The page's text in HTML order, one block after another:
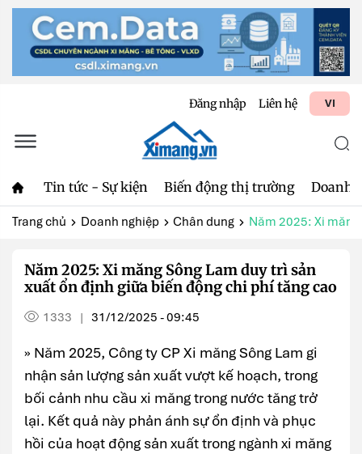
Đăng nhập Liên hệ VI
Tin tức - Sự kiện Biến động thị trường Doanh
Trang chủ Doanh nghiệp Chân dung Năm 2025: Xi
Năm 2025: Xi măng Sông Lam duy trì sản
xuất ổn định giữa biến động chi phí tăng cao
1333 | 31/12/2025 - 09:45
» Năm 2025, Công ty CP Xi măng Sông Lam gi
nhận sản lượng sản xuất vượt kế hoạch, trong
bối cảnh nhu cầu xi măng trong nước tăng trở
lại. Kết quả này phản ánh sự ổn định và phục
hồi của hoạt động sản xuất trong ngành xi măng